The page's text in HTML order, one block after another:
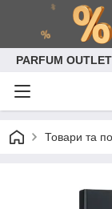
PARFUM
Товари та